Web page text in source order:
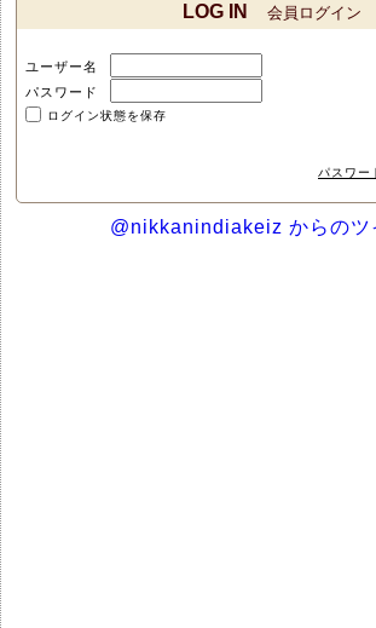
LOG IN 会員ログイン
ユーザー名
パスワード
ログイン状態を保存
パスワー
@nikkanindiakeiz からのツ